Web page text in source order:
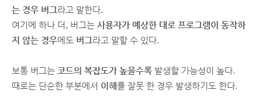
는 경우 버그라고 말한다.
여기에 하나 더, 버그는 사용자가 예상한 대로 프로그램이 동작하
지 않는 경우에도 버그라고 말할 수 있다.
보통 버그는 코드의 복잡도가 높을수록 발생할 가능성이 높다.
때로는 단순한 부분에서 이해를 잘못 한 경우 발생하기도 한다.